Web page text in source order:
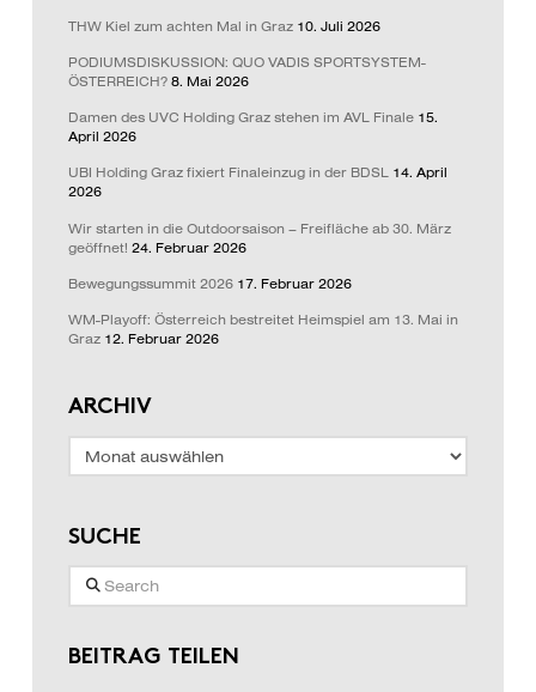
THW Kiel zum achten Mal in Graz 10. Juli 2026
PODIUMSDISKUSSION: QUO VADIS SPORTSYSTEM-
ÖSTERREICH? 8. Mai 2026
Damen des UVC Holding Graz stehen im AVL Finale 15.
April 2026
UBI Holding Graz fixiert Finaleinzug in der BDSL 14. April
2026
Wir starten in die Outdoorsaison – Freifläche ab 30. März
geöffnet! 24. Februar 2026
Bewegungssummit 2026 17. Februar 2026
WM-Playoff: Österreich bestreitet Heimspiel am 13. Mai in
Graz 12. Februar 2026
ARCHIV
SUCHE
Search
BEITRAG TEILEN